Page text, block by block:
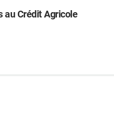
au Crédit Agricole